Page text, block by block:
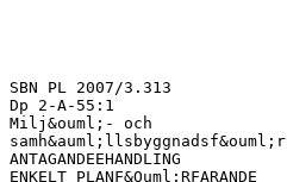
SBN PL 2007/3.313
Dp 2-A-55:1
Milj&ouml;- och
ANTAGANDEEHANDLING
ENKELT PLANF&Ouml;RFARANDE